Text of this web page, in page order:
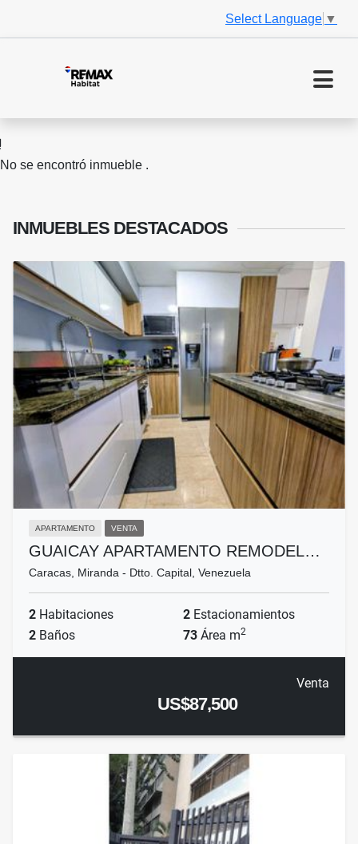
Select Language ▼
No se encontró inmueble .
INMUEBLES DESTACADOS
APARTAMENTO VENTA
GUAICAY APARTAMENTO REMODEL…
Caracas, Miranda - Dtto. Capital, Venezuela
2 Habitaciones 2 Estacionamientos
2 Baños 73 Área m2
Venta
US$87,500